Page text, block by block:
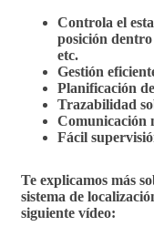
Controla el
posición
etc.
Gestión
Planificación
Trazabilidad
Comunicación
Fácil
Te explicamos más
sistema de
siguiente vídeo: